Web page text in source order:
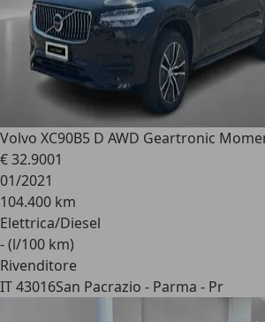
Volvo XC90B5 D AWD Geartronic
€ 32.9001
01/2021
104.400 km
Elettrica/Diesel
- (l/100 km)
Rivenditore
IT 43016San Pacrazio - Parma - Pr